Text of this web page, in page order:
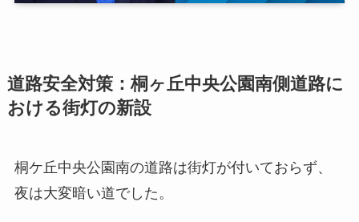
道路安全対策：桐ヶ丘中央公園南側道路に
おける街灯の新設
桐ケ丘中央公園南の道路は街灯が付いておらず、
夜は大変暗い道でした。